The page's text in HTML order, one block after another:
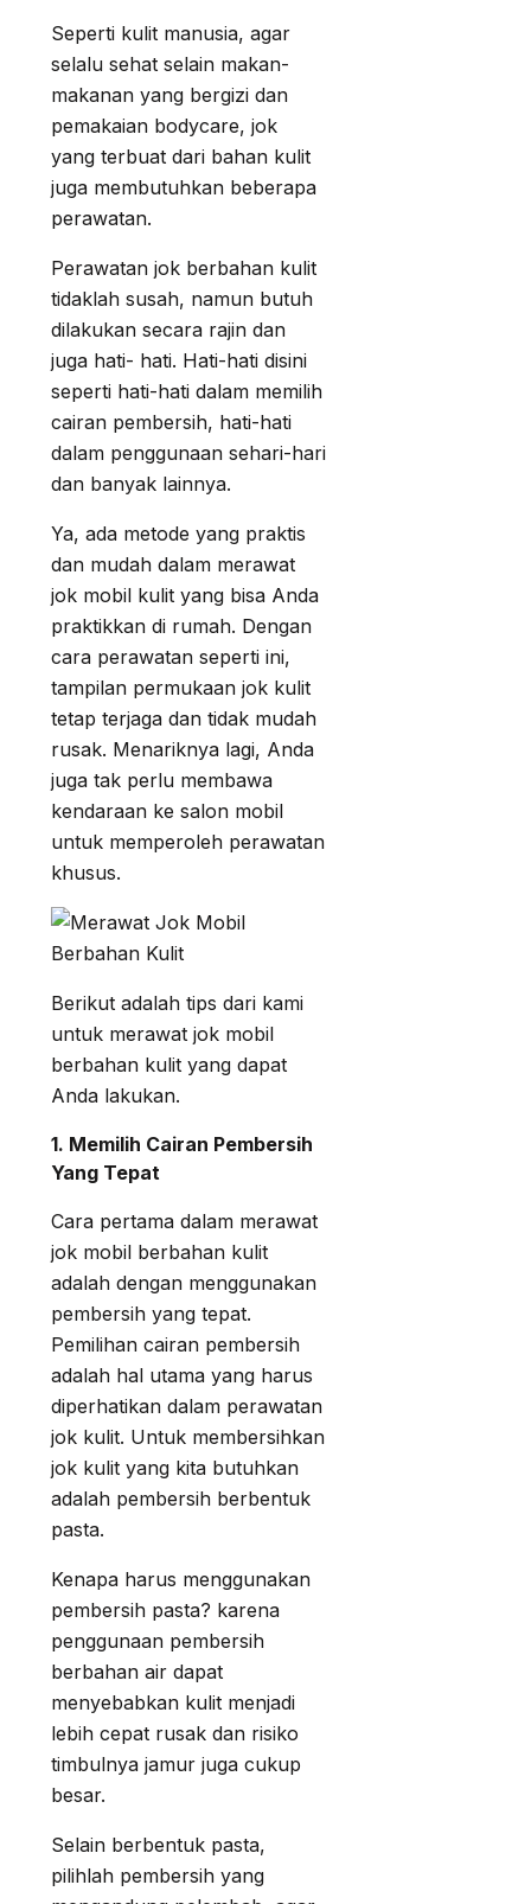
Seperti kulit manusia, agar
selalu sehat selain makan-
makanan yang bergizi dan
pemakaian bodycare, jok
yang terbuat dari bahan kulit
juga membutuhkan beberapa
perawatan.
Perawatan jok berbahan kulit
tidaklah susah, namun butuh
dilakukan secara rajin dan
juga hati- hati. Hati-hati disini
seperti hati-hati dalam memilih
cairan pembersih, hati-hati
dalam penggunaan sehari-hari
dan banyak lainnya.
Ya, ada metode yang praktis
dan mudah dalam merawat
jok mobil kulit yang bisa Anda
praktikkan di rumah. Dengan
cara perawatan seperti ini,
tampilan permukaan jok kulit
tetap terjaga dan tidak mudah
rusak. Menariknya lagi, Anda
juga tak perlu membawa
kendaraan ke salon mobil
untuk memperoleh perawatan
khusus.
Berikut adalah tips dari kami
untuk merawat jok mobil
berbahan kulit yang dapat
Anda lakukan.
1. Memilih Cairan Pembersih
Yang Tepat
Cara pertama dalam merawat
jok mobil berbahan kulit
adalah dengan menggunakan
pembersih yang tepat.
Pemilihan cairan pembersih
adalah hal utama yang harus
diperhatikan dalam perawatan
jok kulit. Untuk membersihkan
jok kulit yang kita butuhkan
adalah pembersih berbentuk
pasta.
Kenapa harus menggunakan
pembersih pasta? karena
penggunaan pembersih
berbahan air dapat
menyebabkan kulit menjadi
lebih cepat rusak dan risiko
timbulnya jamur juga cukup
besar.
Selain berbentuk pasta,
pilihlah pembersih yang